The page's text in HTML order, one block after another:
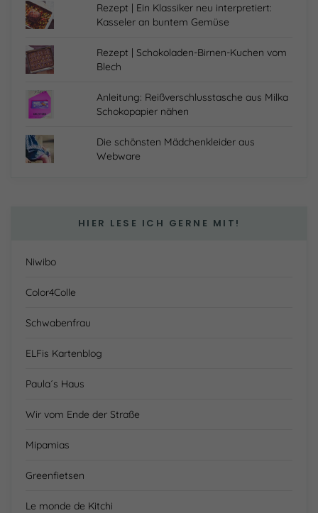
Rezept | Ein Klassiker neu interpretiert:
Kasseler an buntem Gemüse
Rezept | Schokoladen-Birnen-Kuchen vom
Blech
Anleitung: Reißverschlusstasche aus Milka
Schokopapier nähen
Die schönsten Mädchenkleider aus
Webware
HIER LESE ICH GERNE MIT!
Niwibo
Color4Colle
Schwabenfrau
ELFis Kartenblog
Paula´s Haus
Wir vom Ende der Straße
Mipamias
Greenfietsen
Le monde de Kitchi